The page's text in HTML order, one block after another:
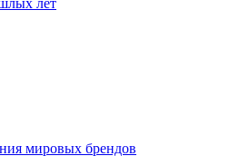
лет
мировых брендов